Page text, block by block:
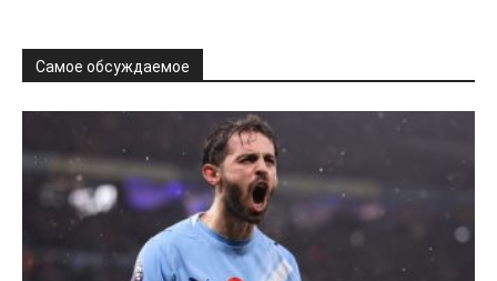
Самое обсуждаемое